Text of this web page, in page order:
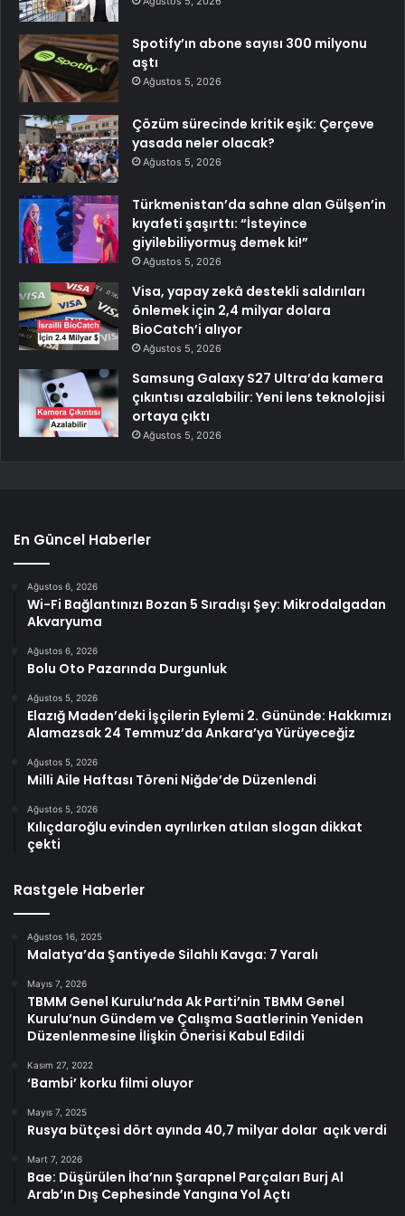
Spotify’ın abone sayısı 300 milyonu
aştı
Ağustos 5, 2026
Çözüm sürecinde kritik eşik: Çerçeve
yasada neler olacak?
Ağustos 5, 2026
Türkmenistan’da sahne alan Gülşen’in
kıyafeti şaşırttı: “İsteyince
giyilebiliyormuş demek ki!”
Ağustos 5, 2026
Visa, yapay zekâ destekli saldırıları
önlemek için 2,4 milyar dolara
BioCatch’i alıyor
Ağustos 5, 2026
Samsung Galaxy S27 Ultra’da kamera
çıkıntısı azalabilir: Yeni lens teknolojisi
ortaya çıktı
Ağustos 5, 2026
En Güncel Haberler
Ağustos 6, 2026
Wi-Fi Bağlantınızı Bozan 5 Sıradışı Şey: Mikrodalgadan
Akvaryuma
Ağustos 6, 2026
Bolu Oto Pazarında Durgunluk
Ağustos 5, 2026
Elazığ Maden’deki İşçilerin Eylemi 2. Gününde: Hakkımızı
Alamazsak 24 Temmuz’da Ankara’ya Yürüyeceğiz
Ağustos 5, 2026
Milli Aile Haftası Töreni Niğde’de Düzenlendi
Ağustos 5, 2026
Kılıçdaroğlu evinden ayrılırken atılan slogan dikkat
çekti
Rastgele Haberler
Ağustos 16, 2025
Malatya’da Şantiyede Silahlı Kavga: 7 Yaralı
Mayıs 7, 2026
TBMM Genel Kurulu’nda Ak Parti’nin TBMM Genel
Kurulu’nun Gündem ve Çalışma Saatlerinin Yeniden
Düzenlenmesine İlişkin Önerisi Kabul Edildi
Kasım 27, 2022
‘Bambi’ korku filmi oluyor
Mayıs 7, 2025
Rusya bütçesi dört ayında 40,7 milyar dolar açık verdi
Mart 7, 2026
Bae: Düşürülen İha’nın Şarapnel Parçaları Burj Al
Arab’ın Dış Cephesinde Yangına Yol Açtı